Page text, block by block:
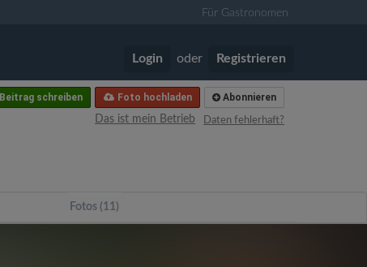
Für Gastronomen
Login oder Registrieren
Abonnieren
Foto hochladen
Beitrag schreiben
Daten fehlerhaft?
Das ist mein Betrieb
Fotos (11)